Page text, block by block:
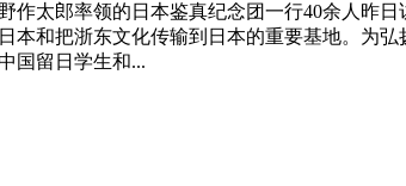
作太郎率领的日本鉴真纪念团一行40余人昨
和把浙东文化传输到日本的重要基地。为
国留日学生和...